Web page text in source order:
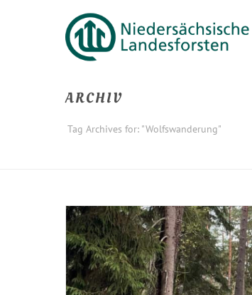
ARCHIV
Tag Archives for: "Wolfswanderung"